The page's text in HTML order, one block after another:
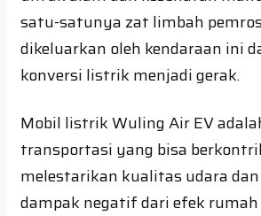
satu-satunya zat limbah
dikeluarkan oleh kendaraan ini
konversi listrik menjadi gerak.
Mobil listrik Wuling Air EV
transportasi yang bisa
melestarikan kualitas udara
dampak negatif dari efek rumah